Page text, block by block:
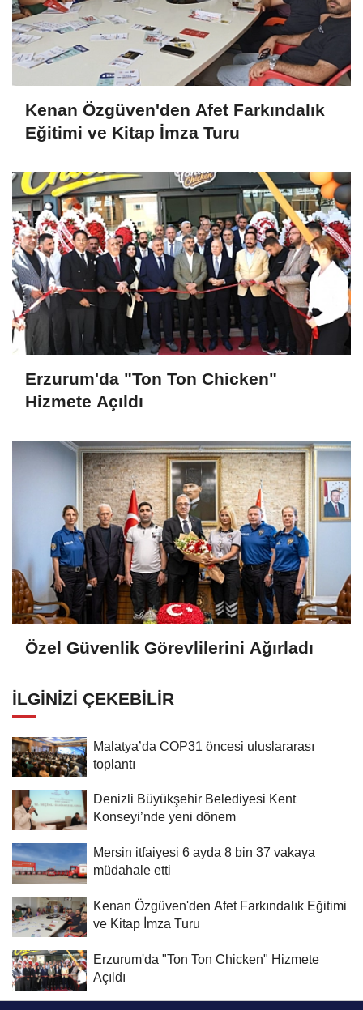
Kenan Özgüven'den Afet Farkındalık
Eğitimi ve Kitap İmza Turu
Erzurum'da "Ton Ton Chicken"
Hizmete Açıldı
Özel Güvenlik Görevlilerini Ağırladı
İLGINIZI ÇEKEBILIR
Malatya’da COP31 öncesi uluslararası
toplantı
Denizli Büyükşehir Belediyesi Kent
Konseyi’nde yeni dönem
Mersin itfaiyesi 6 ayda 8 bin 37 vakaya
müdahale etti
Kenan Özgüven'den Afet Farkındalık Eğitimi
ve Kitap İmza Turu
Erzurum'da "Ton Ton Chicken" Hizmete
Açıldı